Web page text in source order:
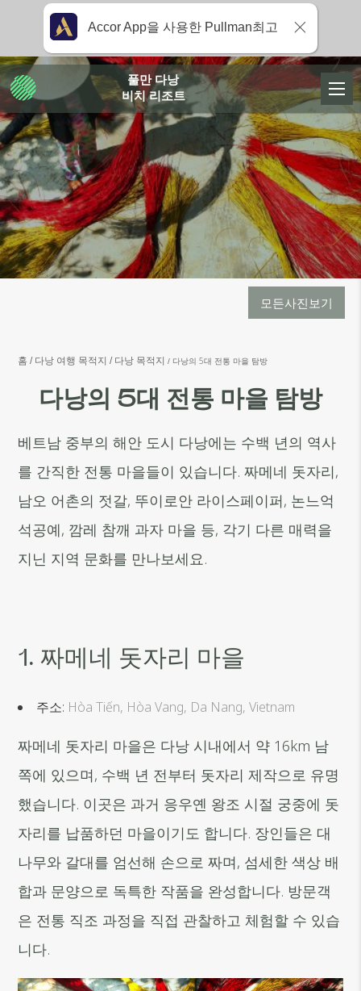
모든사진보기
홈 다낭 여행 목적지 다낭 목적지 다낭의 5대 전통 마을 탐방
다낭의 5대 전통 마을 탐방
베트남 중부의 해안 도시 다낭에는 수백 년의 역사
를 간직한 전통 마을들이 있습니다. 짜메네 돗자리,
남오 어촌의 젓갈, 뚜이로안 라이스페이퍼, 논느억
석공예, 깜레 참깨 과자 마을 등, 각기 다른 매력을
지닌 지역 문화를 만나보세요.
1. 짜메네 돗자리 마을
주소: Hòa Tiến, Hòa Vang, Da Nang, Vietnam
짜메네 돗자리 마을은 다낭 시내에서 약 16km 남
쪽에 있으며, 수백 년 전부터 돗자리 제작으로 유명
했습니다. 이곳은 과거 응우옌 왕조 시절 궁중에 돗
자리를 납품하던 마을이기도 합니다. 장인들은 대
나무와 갈대를 엄선해 손으로 짜며, 섬세한 색상 배
합과 문양으로 독특한 작품을 완성합니다. 방문객
은 전통 직조 과정을 직접 관찰하고 체험할 수 있습
니다.
풀만 다낭
비치 리조트
Accor App을 사용한 Pullman최고